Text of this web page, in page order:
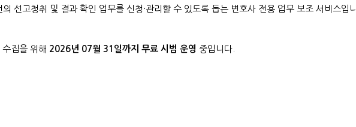
선고청취 및 결과 확인 업무를 신청·관리할 수 있도록 돕는 변호사 전용 업무 보조 서비스입니
집을 위해 2026년 07월 31일까지 무료 시범 운영 중입니다.